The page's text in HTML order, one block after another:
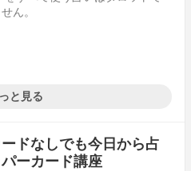
ん。
と見る
ードなしでも今日から占
ーカード講座